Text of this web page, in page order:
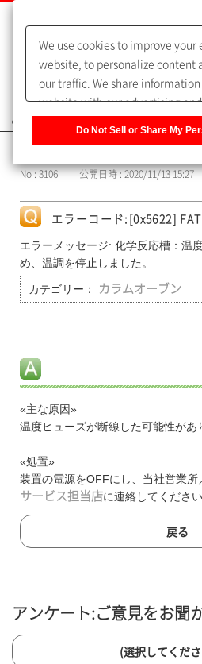
よくあるご質問（FAQ
No : 3106 公開日時 : 2020/11/13 15:27
エラーコード:[0x5622]
エラーメッセージ: 化学反応槽：温
め、温調を停止しました。
カテゴリー： カラムオーブン
«主な原因»
温度ヒューズが断線した可能性があ
«処置»
装置の電源をOFFにし、当社営業所
サービス担当店に連絡してください
戻る
アンケート:ご意見をお聞
(選択してくだ
We use cookies to improve your
website, to personalize content
our traffic. We share
website with our advertising
of our sharing information about
Information] to customize your
Do Not Sell or Share My